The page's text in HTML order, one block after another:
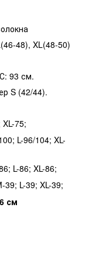
48), XL(48-50)
93 см.
S (42/44).
75;
L-96/104; XL-
L-86; XL-86;
L-39; XL-39;
см